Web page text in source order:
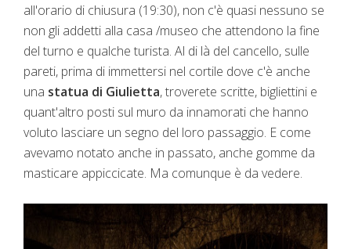
all'orario di chiusura (19:30), non c'è quasi nessuno se
non gli addetti alla casa /museo che attendono la fine
del turno e qualche turista. Al di là del cancello, sulle
pareti, prima di immettersi nel cortile dove c'è anche
una statua di Giulietta, troverete scritte, bigliettini e
quant'altro posti sul muro da innamorati che hanno
voluto lasciare un segno del loro passaggio. E come
avevamo notato anche in passato, anche gomme da
masticare appiccicate. Ma comunque è da vedere.